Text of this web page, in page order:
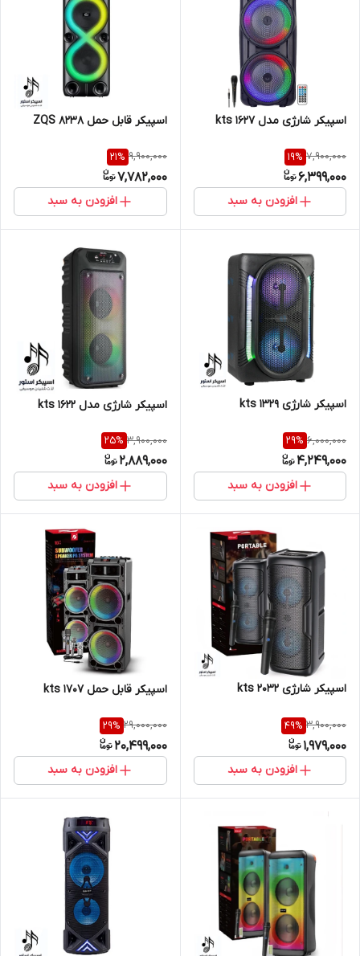
اسپیکر شارژی مدل kts 1627
7,900,000
19%
6,399,000
افزودن به سبد
اسپیکر قابل حمل ZQS 8238
9,900,000
21%
7,782,000
افزودن به سبد
اسپیکر شارژی kts 1329
6,000,000
29%
4,249,000
افزودن به سبد
اسپیکر شارژی مدل kts 1622
3,900,000
25%
2,889,000
افزودن به سبد
اسپیکر شارژی kts 2032
3,900,000
49%
1,979,000
افزودن به سبد
اسپیکر قابل حمل kts 1707
29,000,000
29%
20,499,000
افزودن به سبد